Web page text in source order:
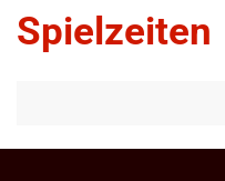
Spielzeiten